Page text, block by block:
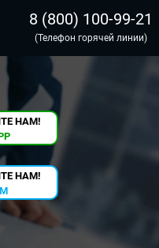
8 (800) 100-99-21
(Телефон горячей линии)
НАМ!
НАМ!